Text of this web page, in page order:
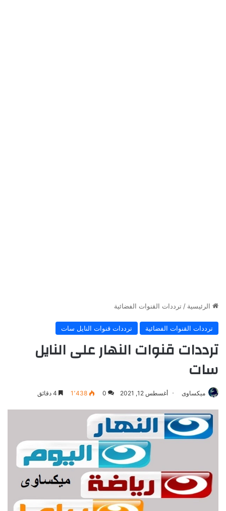
الرئيسية / ترددات القنوات الفضائية
ترددات القنوات الفضائية ترددات قنوات النايل سات
ترددات قنوات النهار على النايل
سات
ميكساوى أغسطس 12, 2021 0 1٬438